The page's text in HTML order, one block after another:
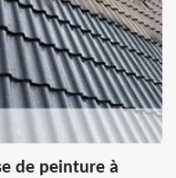
de peinture à